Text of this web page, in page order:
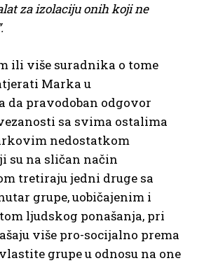
za izolaciju onih koji ne
ili više suradnika o tome
Marka u
da pravodoban odgovor
sa svima ostalima
nedostatkom
su na sličan način
tretiraju jedni druge sa
grupe, uobičajenim i
ljudskog ponašanja, pri
više pro-socijalno prema
grupe u odnosu na one